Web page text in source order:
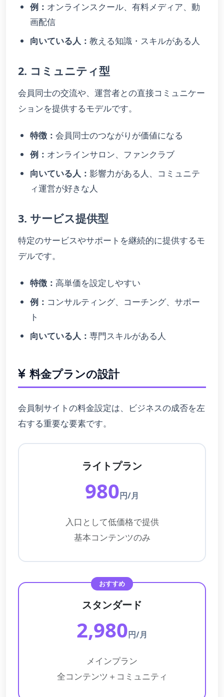
例： オンラインスクール、有料メディア、動
画配信
向いている人： 教える知識・スキルがある人
2. コミュニティ型
会員同士の交流や、運営者との直接コミュニケー
ションを提供するモデルです。
特徴： 会員同士のつながりが価値になる
例： オンラインサロン、ファンクラブ
向いている人： 影響力がある人、コミュニテ
ィ運営が好きな人
3. サービス提供型
特定のサービスやサポートを継続的に提供するモ
デルです。
特徴： 高単価を設定しやすい
例： コンサルティング、コーチング、サポー
ト
向いている人： 専門スキルがある人
料金プランの設計
会員制サイトの料金設定は、ビジネスの成否を左
右する重要な要素です。
ライトプラン
980円/月
入口として低価格で提供
基本コンテンツのみ
スタンダード
2,980円/月
メインプラン
全コンテンツ＋コミュニティ